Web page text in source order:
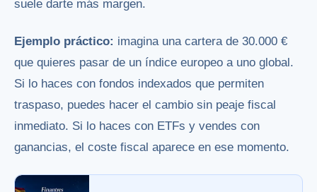
suele darte más margen.
Ejemplo práctico: imagina una cartera de 30.000 €
que quieres pasar de un índice europeo a uno global.
Si lo haces con fondos indexados que permiten
traspaso, puedes hacer el cambio sin peaje fiscal
inmediato. Si lo haces con ETFs y vendes con
ganancias, el coste fiscal aparece en ese momento.